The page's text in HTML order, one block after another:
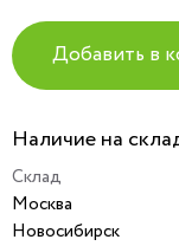
Добавить в
Наличие на
Склад
Москва
Новосибирск